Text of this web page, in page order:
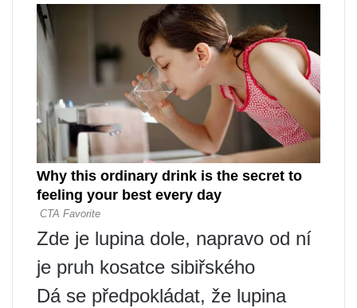
Zde je lupina dole, napravo od ní
je pruh kosatce sibiřského
Dá se předpokládat, že lupina